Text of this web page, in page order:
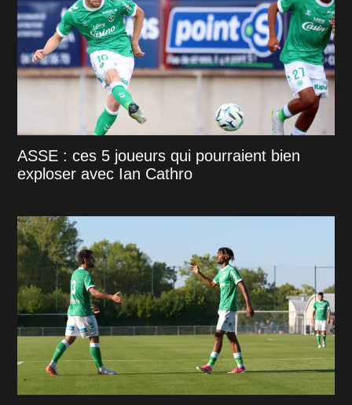
ASSE : ces 5 joueurs qui pourraient bien
exploser avec Ian Cathro